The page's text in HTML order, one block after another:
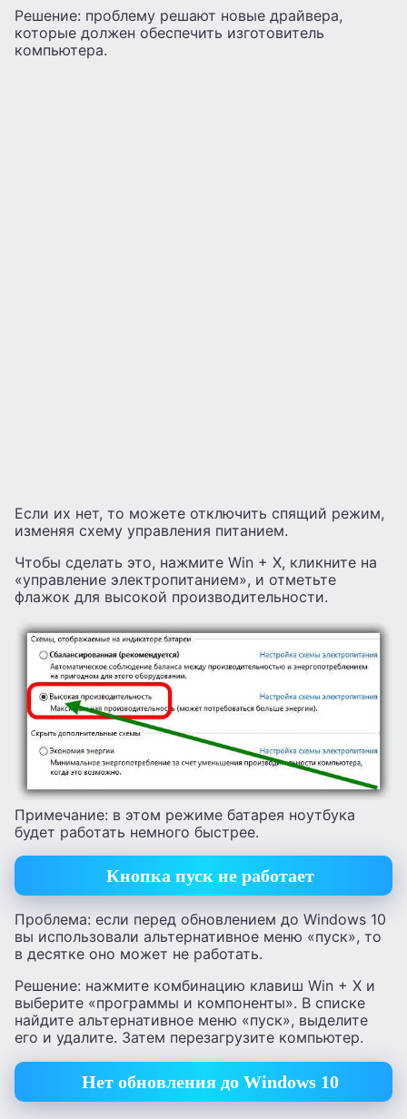
Решение: проблему решают новые драйвера,
которые должен обеспечить изготовитель
компьютера.
Если их нет, то можете отключить спящий режим,
изменяя схему управления питанием.
Чтобы сделать это, нажмите Win + X, кликните на
«управление электропитанием», и отметьте
флажок для высокой производительности.
Примечание: в этом режиме батарея ноутбука
будет работать немного быстрее.
Кнопка пуск не работает
Проблема: если перед обновлением до Windows 10
вы использовали альтернативное меню «пуск», то
в десятке оно может не работать.
Решение: нажмите комбинацию клавиш Win + X и
выберите «программы и компоненты». В списке
найдите альтернативное меню «пуск», выделите
его и удалите. Затем перезагрузите компьютер.
Нет обновления до Windows 10